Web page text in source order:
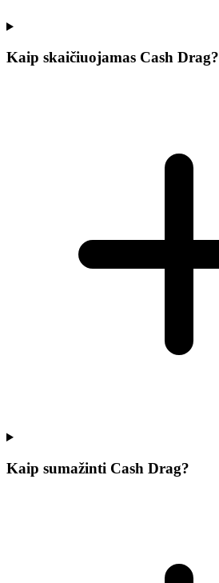
Kaip skaičiuojamas Cash Drag?
Kaip sumažinti Cash Drag?